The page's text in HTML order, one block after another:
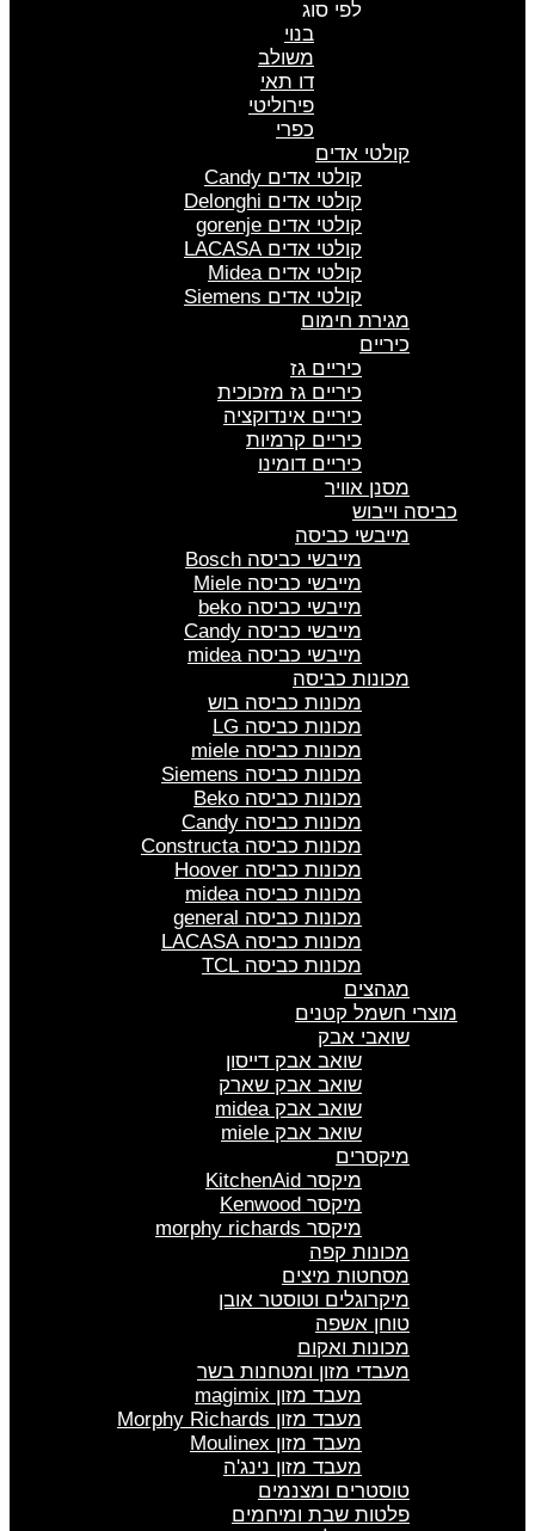
קולטי אדים
קולטי אדים Candy
קולטי אדים Delonghi
קולטי אדים gorenje
קולטי אדים LACASA
קולטי אדים Midea
קולטי אדים Siemens
מגירת חימום
כיריים גז מזכוכית
כיריים אינדוקציה
כיריים קרמיות
כיריים דומינו
מסנן אוויר
כביסה וייבוש
מייבשי כביסה
מייבשי כביסה Bosch
מייבשי כביסה Miele
מייבשי כביסה beko
מייבשי כביסה Candy
מייבשי כביסה midea
מכונות כביסה
מכונות כביסה בוש
מכונות כביסה LG
מכונות כביסה miele
מכונות כביסה Siemens
מכונות כביסה Beko
מכונות כביסה Candy
מכונות כביסה Constructa
מכונות כביסה Hoover
מכונות כביסה midea
מכונות כביסה general
מכונות כביסה LACASA
מכונות כביסה TCL
מוצרי חשמל קטנים
שואבי אבק
שואב אבק דייסון
שואב אבק שארק
שואב אבק midea
שואב אבק miele
מכונות קפה
מסחטות מיצים
מיקרוגלים וטוסטר אובן
טוחן אשפה
מכונות ואקום
מעבדי מזון ומטחנות בשר
מעבד מזון magimix
מעבד מזון Morphy Richards
מעבד מזון Moulinex
מעבד מזון נינג'ה
טוסטרים ומצנמים
פלטות שבת ומיחמים